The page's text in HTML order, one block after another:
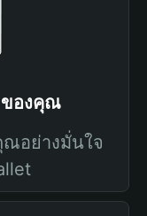
ของคุณ
ณอย่างมั่นใจ